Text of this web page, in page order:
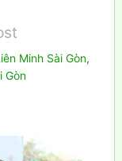
Minh Sài Gòn,
Gòn